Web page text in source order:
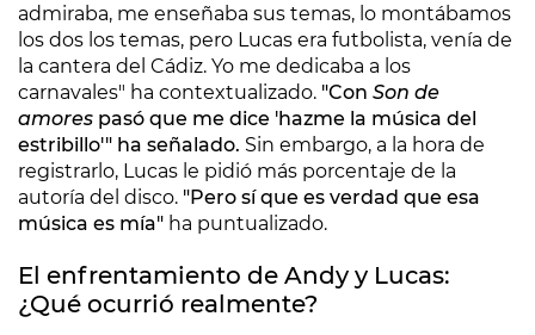
admiraba, me enseñaba sus temas, lo montábamos
los dos los temas, pero Lucas era futbolista, venía de
la cantera del Cádiz. Yo me dedicaba a los
carnavales" ha contextualizado. "Con Son de
amores pasó que me dice 'hazme la música del
estribillo'" ha señalado. Sin embargo, a la hora de
registrarlo, Lucas le pidió más porcentaje de la
autoría del disco. "Pero sí que es verdad que esa
música es mía" ha puntualizado.
El enfrentamiento de Andy y Lucas:
¿Qué ocurrió realmente?